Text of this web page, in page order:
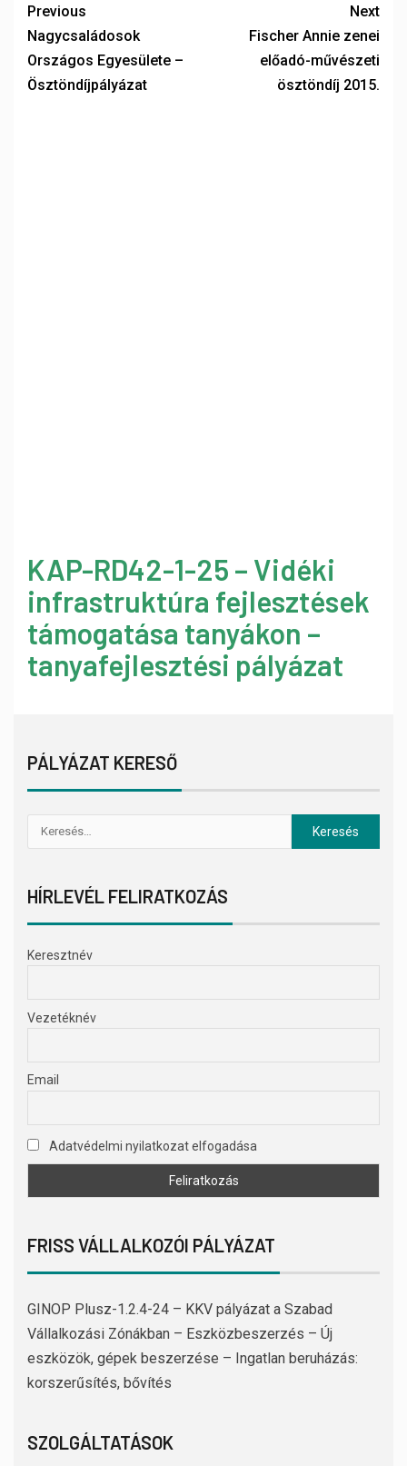
Previous
Nagycsaládosok
Országos Egyesülete –
Ösztöndíjpályázat
Next
Fischer Annie zenei
előadó-művészeti
ösztöndíj 2015.
KAP-RD42-1-25 – Vidéki
infrastruktúra fejlesztések
támogatása tanyákon –
tanyafejlesztési pályázat
PÁLYÁZAT KERESŐ
HÍRLEVÉL FELIRATKOZÁS
Keresztnév
Vezetéknév
Email
Adatvédelmi nyilatkozat elfogadása
FRISS VÁLLALKOZÓI PÁLYÁZAT
GINOP Plusz-1.2.4-24 – KKV pályázat a Szabad
Vállalkozási Zónákban – Eszközbeszerzés – Új
eszközök, gépek beszerzése – Ingatlan beruházás:
korszerűsítés, bővítés
SZOLGÁLTATÁSOK